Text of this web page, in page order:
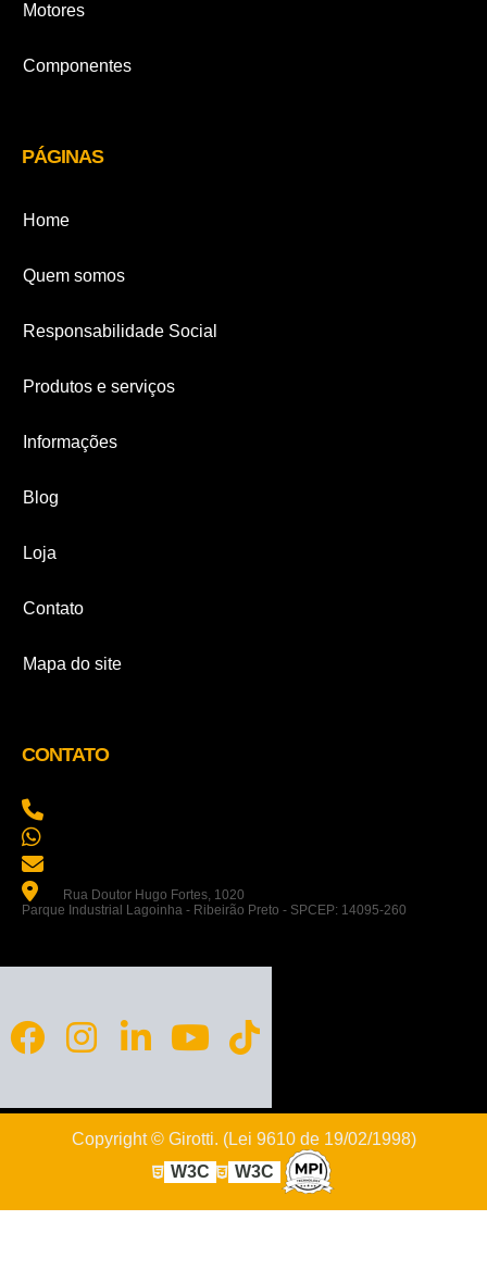
Motores
Componentes
PÁGINAS
Home
Quem somos
Responsabilidade Social
Produtos e serviços
Informações
Blog
Loja
Contato
Mapa do site
CONTATO
Rua Doutor Hugo Fortes, 1020
Parque Industrial Lagoinha - Ribeirão Preto - SPCEP: 14095-260
Copyright © Girotti. (Lei 9610 de 19/02/1998)
W3C
W3C